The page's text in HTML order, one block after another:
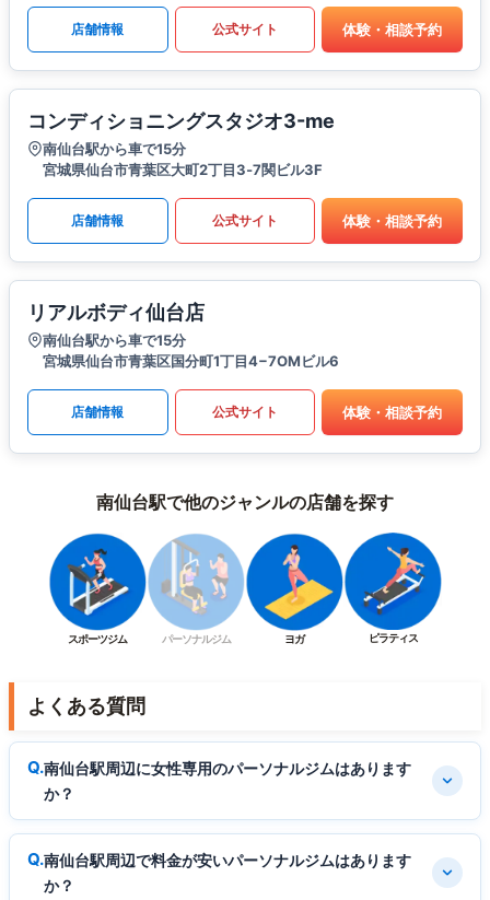
店舗情報 公式サイト 体験・相談予約
コンディショニングスタジオ3-me
南仙台駅から車で15分
​宮城県仙台市青葉区大町2丁目3‐7関ビル3F
店舗情報 公式サイト 体験・相談予約
リアルボディ仙台店
南仙台駅から車で15分
宮城県仙台市青葉区国分町1丁目4−7OMビル6
店舗情報 公式サイト 体験・相談予約
南仙台駅で他のジャンルの店舗を探す
スポーツジム パーソナルジム ヨガ ピラティス
よくある質問
南仙台駅周辺に女性専用のパーソナルジムはあります
か？
南仙台駅周辺で料金が安いパーソナルジムはあります
か？